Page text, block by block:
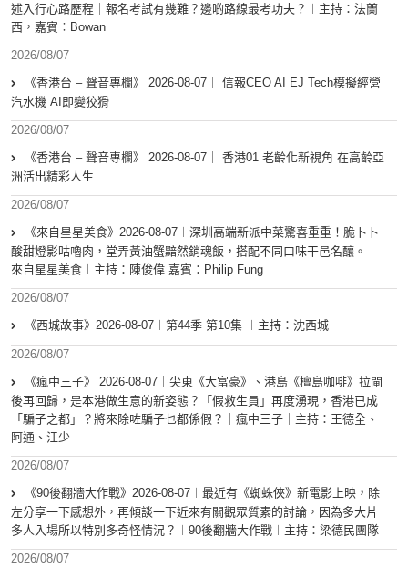
述入行心路歷程｜報名考試有幾難？邊啲路線最考功夫？︱主持：法蘭
西，嘉賓︰Bowan
2026/08/07
《香港台 – 聲音專欄》 2026-08-07｜ 信報CEO AI EJ Tech模擬經營
汽水機 AI即變狡猾
2026/08/07
《香港台 – 聲音專欄》 2026-08-07｜ 香港01 老齡化新視角 在高齡亞
洲活出精彩人生
2026/08/07
《來自星星美食》2026-08-07︱深圳高端新派中菜驚喜重重！脆卜卜
酸甜燈影咕嚕肉，堂弄黃油蟹黯然銷魂飯，搭配不同口味干邑名釀。︱
來自星星美食︱主持：陳俊偉 嘉賓：Philip Fung
2026/08/07
《西城故事》2026-08-07︱第44季 第10集 ︱主持：沈西城
2026/08/07
《瘋中三子》 2026-08-07｜尖東《大富豪》、港島《檀島咖啡》拉閘
後再回歸，是本港做生意的新姿態？「假救生員」再度湧現，香港已成
「騙子之都」？將來除咗騙子乜都係假？｜瘋中三子｜主持：王德全、
阿通、江少
2026/08/07
《90後翻牆大作戰》2026-08-07︱最近有《蜘蛛俠》新電影上映，除
左分享一下感想外，再傾談一下近來有關觀眾質素的討論，因為多大片
多人入場所以特別多奇怪情況？︱90後翻牆大作戰︱主持：梁德民團隊
2026/08/07